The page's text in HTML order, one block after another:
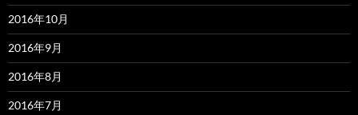
2016年10月
2016年9月
2016年8月
2016年7月